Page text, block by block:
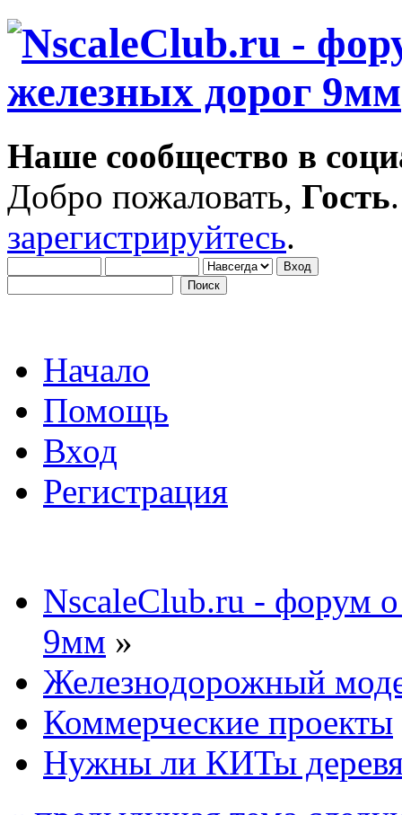
Наше сообщество в
Добро пожаловать, Гость
зарегистрируйтесь.
Начало
Помощь
Вход
Регистрация
NscaleClub.ru - форум
9мм »
Железнодорожный
Коммерческие проекты
Нужны ли КИТы